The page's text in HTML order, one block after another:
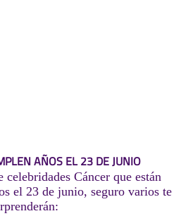
AÑOS EL 23 DE JUNIO
celebridades Cáncer que están
el 23 de junio, seguro varios te